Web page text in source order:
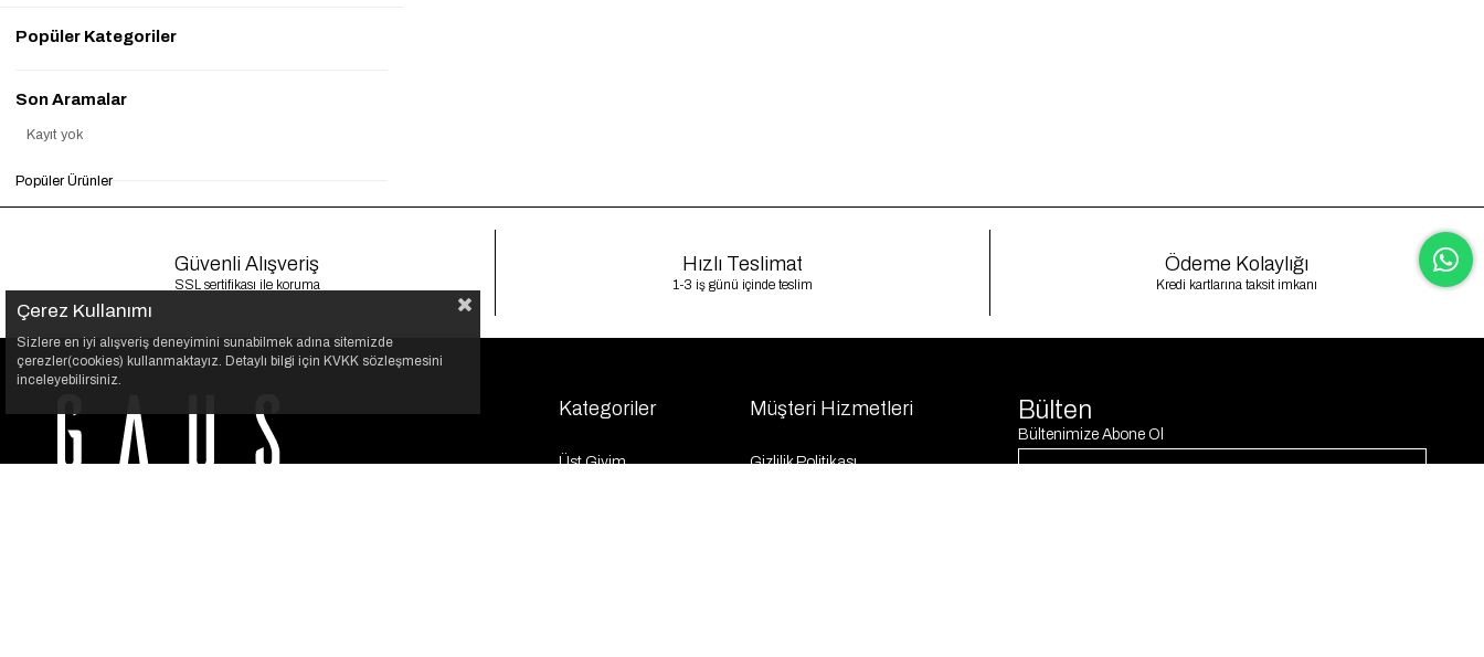
Güvenli Alışveriş
SSL sertifikası ile koruma
Hızlı Teslimat
1-3 iş günü içinde teslim
Ödeme Kolaylığı
Kredi kartlarına taksit imkanı
Kategoriler
Üst Giyim
Müşteri Hizmetleri
Gizlilik Politikası
Bülten
Bültenimize Abone Ol
Çerez Kullanımı
Sizlere en iyi alışveriş deneyimini sunabilmek adına sitemizde
çerezler(cookies) kullanmaktayız. Detaylı bilgi için KVKK sözleşmesini
inceleyebilirsiniz.
Popüler Kategoriler
Son Aramalar
Kayıt yok
Popüler Ürünler